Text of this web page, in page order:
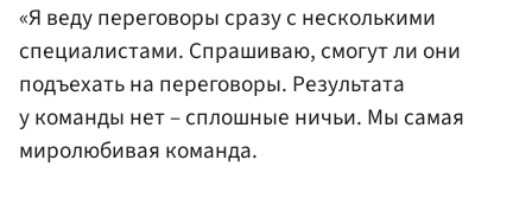
«Я веду переговоры сразу с несколькими
специалистами. Спрашиваю, смогут ли они
подъехать на переговоры. Результата
у команды нет – сплошные ничьи. Мы самая
миролюбивая команда.